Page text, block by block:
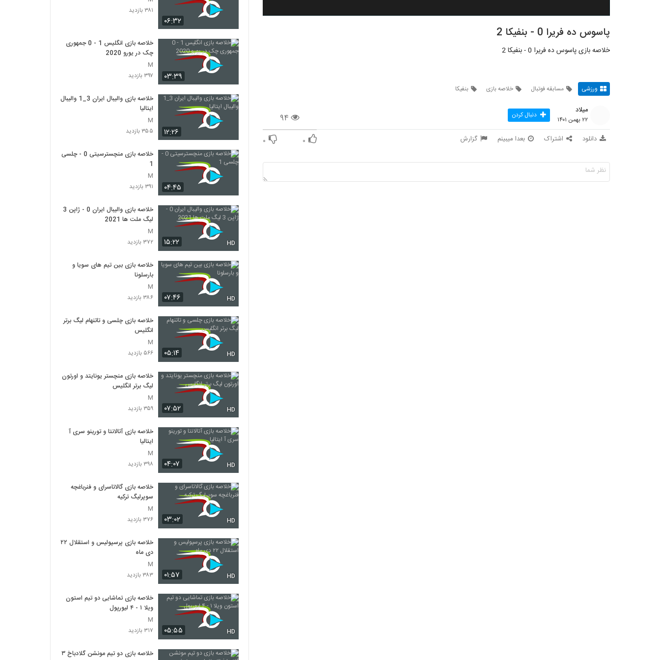
پاسوس ده فریرا 0 - بنفیکا 2
خلاصه بازی پاسوس ده فریرا 0 - بنفیکا 2
ورزشی مسابقه فوتبال خلاصه بازی بنفیکا
۹۴
میلاد
۲۲ بهمن ۱۴۰۱ دنبال کردن
دانلود اشتراک بعدا میبینم گزارش ۰ ۰
۰۶:۳۲
۳۸۱ بازدید
۰۳:۳۹
خلاصه بازی انگلیس 1 - 0 جمهوری
چک در یورو 2020
M
۳۹۷ بازدید
۱۲:۲۶
خلاصه بازی والیبال ایران 3_1 والیبال
ایتالیا
M
۳۵۵ بازدید
۰۴:۴۵
خلاصه بازی منچسترسیتی 0 - چلسی
1
M
۳۹۱ بازدید
۱۵:۲۲ HD
خلاصه بازی والیبال ایران 0 - ژاپن 3
لیگ ملت ها 2021
M
۳۷۲ بازدید
۰۷:۴۶ HD
خلاصه بازی بین تیم های سویا و
بارسلونا
M
۳۸۶ بازدید
۰۵:۱۴ HD
خلاصه بازی چلسی و تاتنهام لیگ برتر
انگلیس
M
۵۶۶ بازدید
۰۷:۵۲ HD
خلاصه بازی منچستر یونایتد و اورتون
لیگ برتر انگلیس
M
۳۵۹ بازدید
۰۴:۰۷ HD
خلاصه بازی آتالانتا و تورینو سری آ
ایتالیا
M
۳۹۸ بازدید
۰۳:۰۲ HD
خلاصه بازی گالاتاسرای و فنرباغچه
سوپرلیگ ترکیه
M
۳۷۶ بازدید
۰۱:۵۷ HD
خلاصه بازی پرسپولیس و استقلال ۲۲
دی ماه
M
۳۸۳ بازدید
۰۵:۵۵ HD
خلاصه بازی تماشایی دو تیم استون
ویلا ۱ - ۴ لیورپول
M
۳۱۷ بازدید
خلاصه بازی دو تیم مونشن گلادباخ ۳